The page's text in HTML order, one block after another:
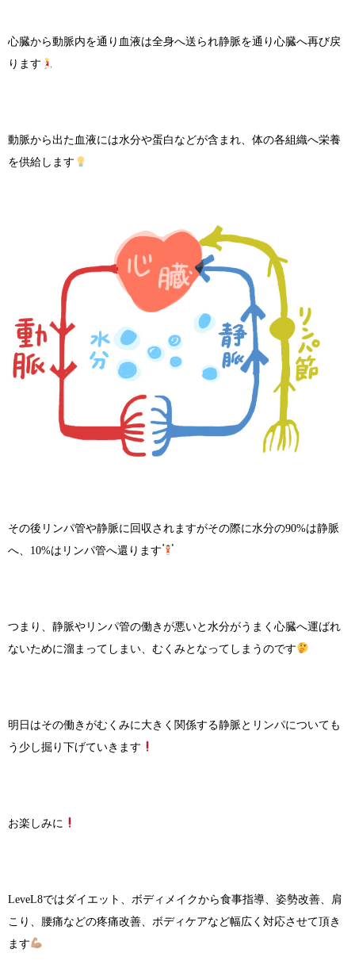
心臓から動脈内を通り血液は全身へ送られ静脈を通り心臓へ再び戻
ります
動脈から出た血液には水分や蛋白などが含まれ、体の各組織へ栄養
を供給します
その後リンパ管や静脈に回収されますがその際に水分の90%は静脈
へ、10%はリンパ管へ還ります
つまり、静脈やリンパ管の働きが悪いと水分がうまく心臓へ運ばれ
ないために溜まってしまい、むくみとなってしまうのです
明日はその働きがむくみに大きく関係する静脈とリンパについても
う少し掘り下げていきます
お楽しみに
LeveL8ではダイエット、ボディメイクから食事指導、姿勢改善、肩
こり、腰痛などの疼痛改善、ボディケアなど幅広く対応させて頂き
ます